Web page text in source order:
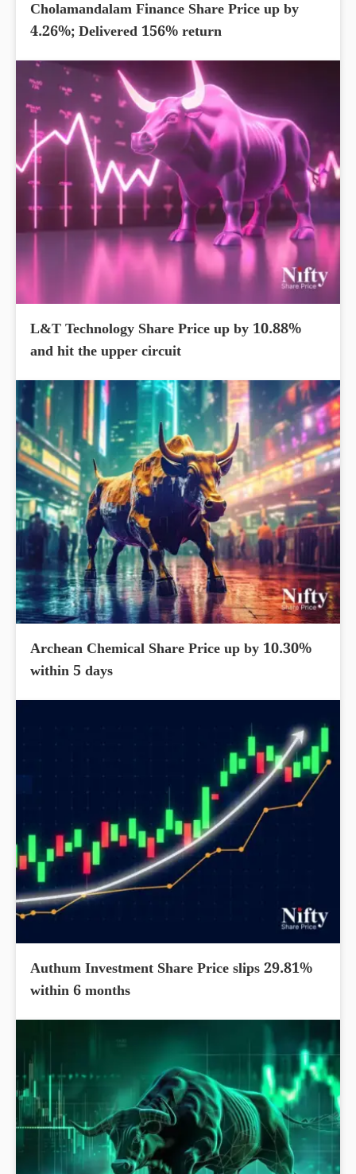
Cholamandalam Finance Share Price up by
4.26%; Delivered 156% return
L&T Technology Share Price up by 10.88%
and hit the upper circuit
Archean Chemical Share Price up by 10.30%
within 5 days
Authum Investment Share Price slips 29.81%
within 6 months